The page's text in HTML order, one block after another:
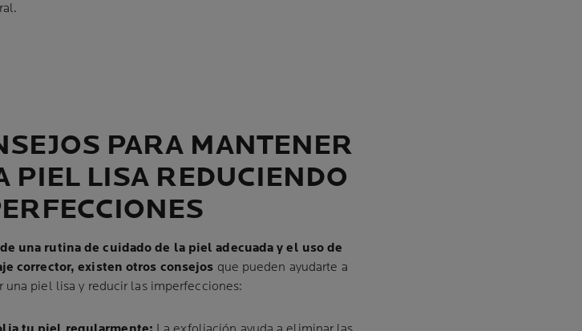
PARA MANTENER
PIEL LISA REDUCIENDO
una rutina de cuidado de la piel adecuada y el uso de
corrector, existen otros consejos que pueden ayudarte a
una piel lisa y reducir las imperfecciones: